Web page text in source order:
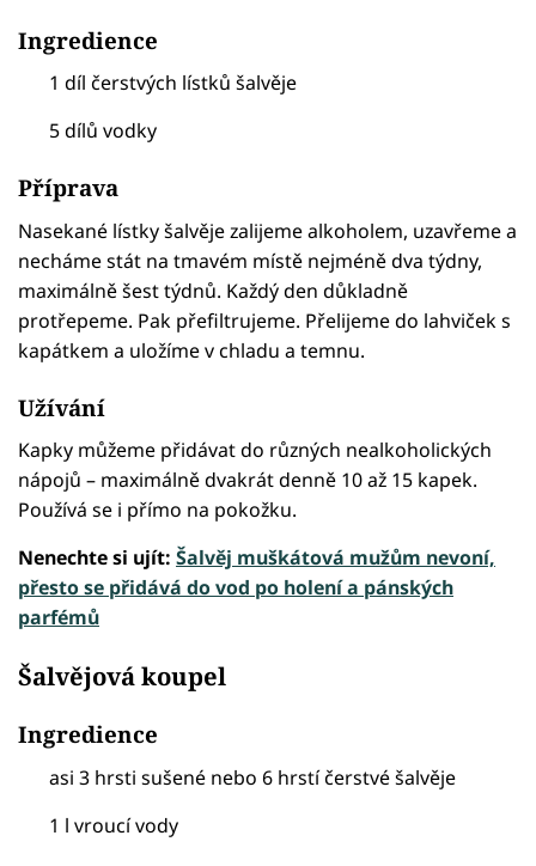
Ingredience
1 díl čerstvých lístků šalvěje
5 dílů vodky
Příprava
Nasekané lístky šalvěje zalijeme alkoholem, uzavřeme a
necháme stát na tmavém místě nejméně dva týdny,
maximálně šest týdnů. Každý den důkladně
protřepeme. Pak přefiltrujeme. Přelijeme do lahviček s
kapátkem a uložíme v chladu a temnu.
Užívání
Kapky můžeme přidávat do různých nealkoholických
nápojů – maximálně dvakrát denně 10 až 15 kapek.
Používá se i přímo na pokožku.
Nenechte si ujít: Šalvěj muškátová mužům nevoní,
přesto se přidává do vod po holení a pánských
parfémů
Šalvějová koupel
Ingredience
asi 3 hrsti sušené nebo 6 hrstí čerstvé šalvěje
1 l vroucí vody